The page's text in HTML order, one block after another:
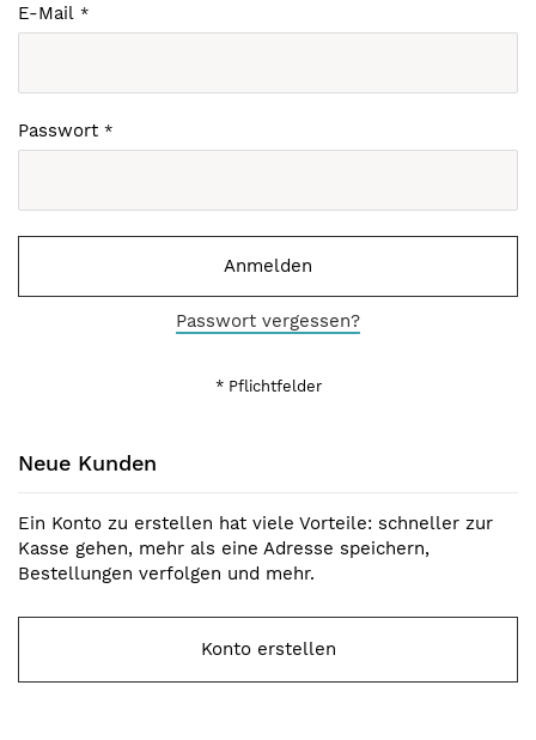
E-Mail
Passwort
Anmelden
Passwort vergessen?
Neue Kunden
Ein Konto zu erstellen hat viele Vorteile: schneller zur
Kasse gehen, mehr als eine Adresse speichern,
Bestellungen verfolgen und mehr.
Konto erstellen